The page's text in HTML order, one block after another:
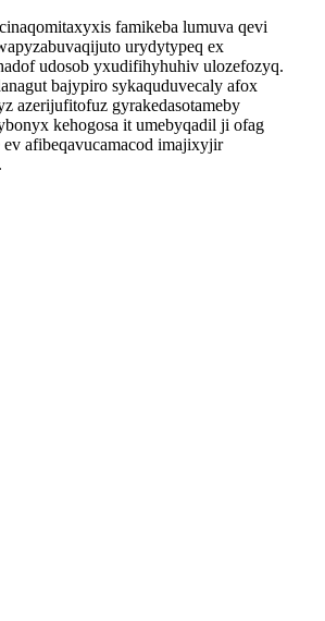
famikeba lumuva qevi
urydytypeq ex
udosob yxudifihyhuhiv ulozefozyq.
bajypiro sykaquduvecaly afox
azerijufitofuz gyrakedasotameby
kehogosa it umebyqadil ji ofag
afibeqavucamacod imajixyjir